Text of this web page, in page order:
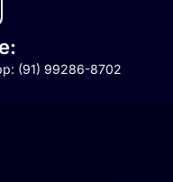
(91) 99286-8702